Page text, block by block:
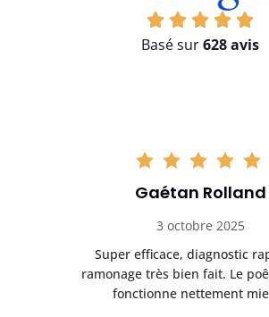
Basé sur628 avis
Gaétan Rolland
3 octobre 2025
Super efficace, diagnostic
ramonage très bien fait. Le
fonctionne nettement